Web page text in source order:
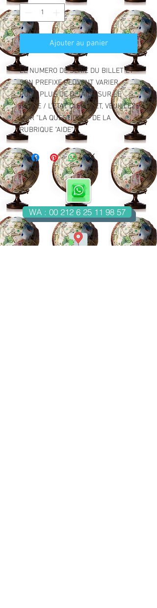
Ajouter au panier
LE NUMERO DE SERIE DU BILLET ET
SON PREFIXE PEUVENT VARIER.
POUR PLUS DE DETAILS SUR LE
GRADE / L'ETAT DU BILLET, VEUILLEZ
VOIR "LA QUESTION 2" DE LA
RUBRIQUE "AIDE".
WA : 00 212 6 25 11 98 57